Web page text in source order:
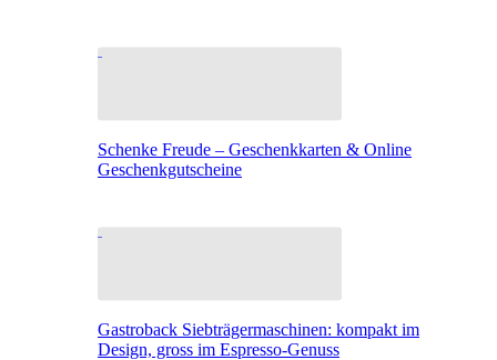
Schenke Freude – Geschenkkarten & Online
Geschenkgutscheine
Gastroback Siebträgermaschinen: kompakt im
Design, gross im Espresso-Genuss